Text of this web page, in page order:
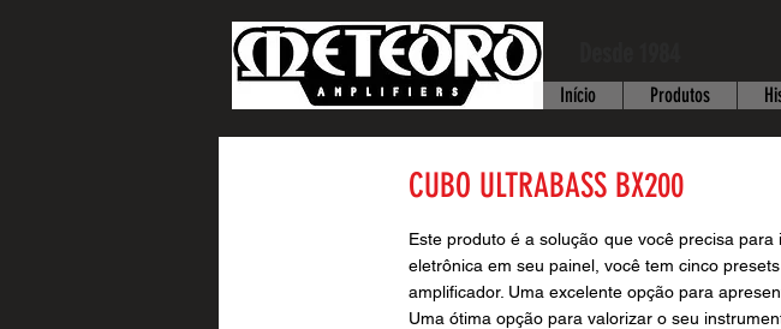
Início Produtos
CUBO ULTRABASS BX200
Este produto é a solução que você precisa
eletrônica em seu painel, você tem cinco
amplificador. Uma excelente opção para
Uma ótima opção para valorizar o seu